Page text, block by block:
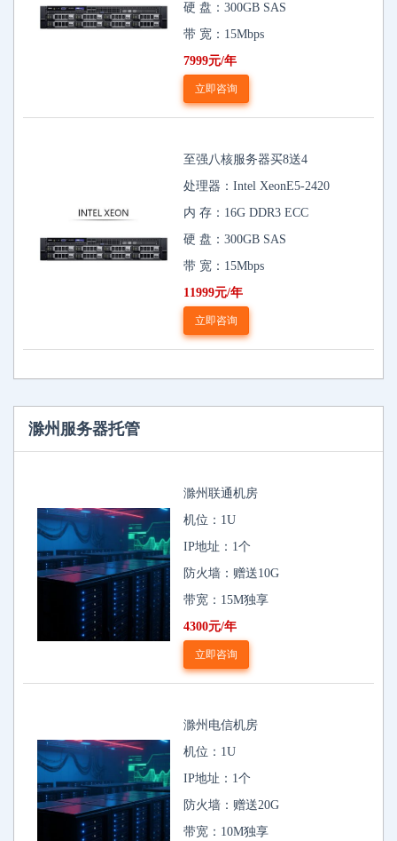
硬 盘：300GB SAS
带 宽：15Mbps
7999元/年
立即咨询
至强八核服务器买8送4
处理器：Intel XeonE5-2420
内 存：16G DDR3 ECC
硬 盘：300GB SAS
带 宽：15Mbps
11999元/年
立即咨询
滁州服务器托管
滁州联通机房
机位：1U
IP地址：1个
防火墙：赠送10G
带宽：15M独享
4300元/年
立即咨询
滁州电信机房
机位：1U
IP地址：1个
防火墙：赠送20G
带宽：10M独享